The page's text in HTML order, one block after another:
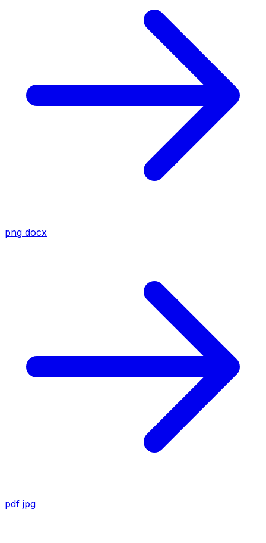
png docx
pdf jpg